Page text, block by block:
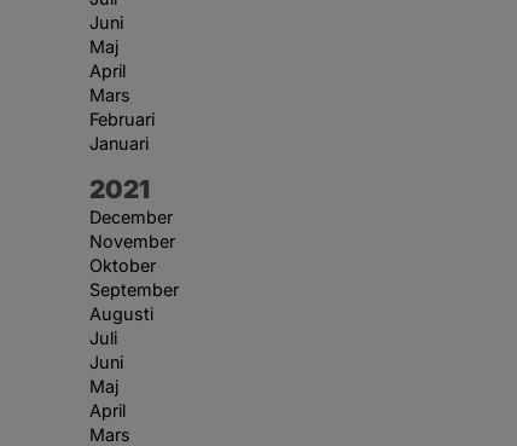
Juni
Maj
April
Mars
Februari
Januari
År:
2021
December
November
Oktober
September
Augusti
Juli
Juni
Maj
April
Mars